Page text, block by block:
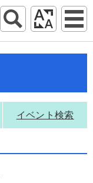
イベント検索